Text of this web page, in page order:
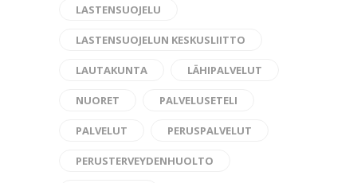
LASTENSUOJELU
LASTENSUOJELUN KESKUSLIITTO
LAUTAKUNTA LÄHIPALVELUT
NUORET PALVELUSETELI
PALVELUT PERUSPALVELUT
PERUSTERVEYDENHUOLTO